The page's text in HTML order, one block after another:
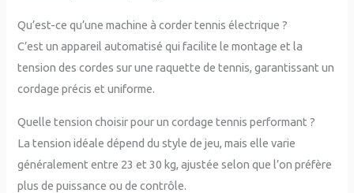
Qu’est-ce qu’une machine à corder tennis électrique ?
C’est un appareil automatisé qui facilite le montage et la
tension des cordes sur une raquette de tennis, garantissant un
cordage précis et uniforme.
Quelle tension choisir pour un cordage tennis performant ?
La tension idéale dépend du style de jeu, mais elle varie
généralement entre 23 et 30 kg, ajustée selon que l’on préfère
plus de puissance ou de contrôle.